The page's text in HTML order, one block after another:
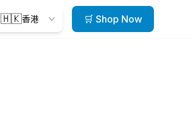
🇭🇰香港 🛒 Shop Now